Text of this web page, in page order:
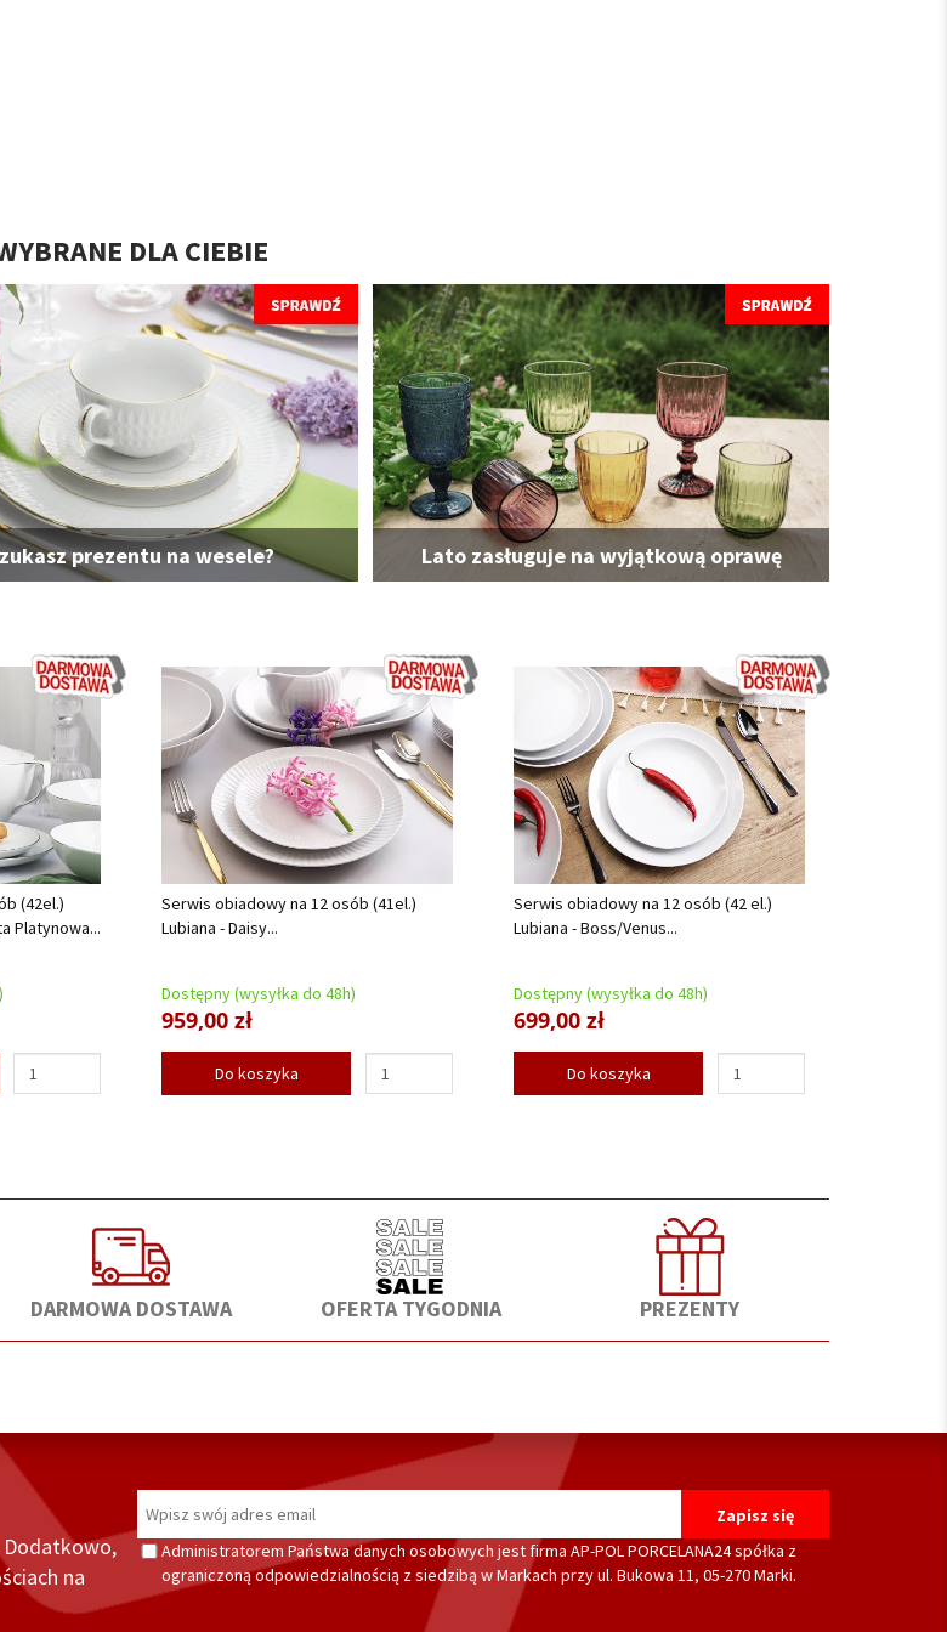
DLA CIEBIE
prezentu na wesele? Lato zasługuje na wyjątkową oprawę
(42el.)
Platynowa...
Serwis obiadowy na 12 osób (41el.)
Lubiana - Daisy...
Dostępny (wysyłka do 48h)
959,00 zł
Do koszyka
Serwis obiadowy na 12 osób (42 el.)
Lubiana - Boss/Venus...
Dostępny (wysyłka do 48h)
699,00 zł
Do koszyka
DARMOWA DOSTAWA OFERTA TYGODNIA PREZENTY
Dodatkowo,
na
Administratorem Państwa danych osobowych jest firma AP-POL PORCELANA24 spółka z
ograniczoną odpowiedzialnością z siedzibą w Markach przy ul. Bukowa 11, 05-270 Marki.